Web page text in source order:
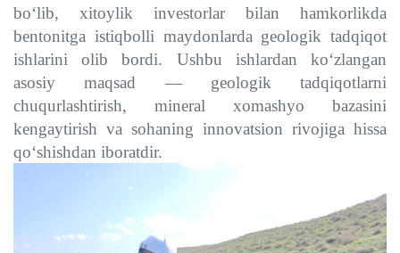
bo‘lib, xitoylik investorlar bilan hamkorlikda
bentonitga istiqbolli maydonlarda geologik tadqiqot
ishlarini olib bordi. Ushbu ishlardan ko‘zlangan
asosiy maqsad — geologik tadqiqotlarni
chuqurlashtirish, mineral xomashyo bazasini
kengaytirish va sohaning innovatsion rivojiga hissa
qo‘shishdan iboratdir.